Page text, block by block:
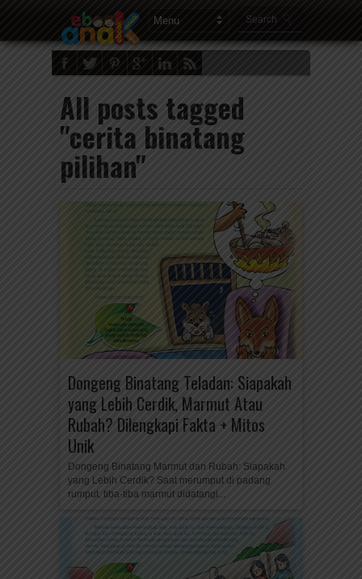
All posts tagged
"cerita binatang
pilihan"
Dongeng Binatang Teladan: Siapakah
yang Lebih Cerdik, Marmut Atau
Rubah? Dilengkapi Fakta + Mitos
Unik
Dongeng Binatang Marmut dan Rubah: Siapakah
yang Lebih Cerdik? Saat merumput di padang
rumput, tiba-tiba marmut didatangi...